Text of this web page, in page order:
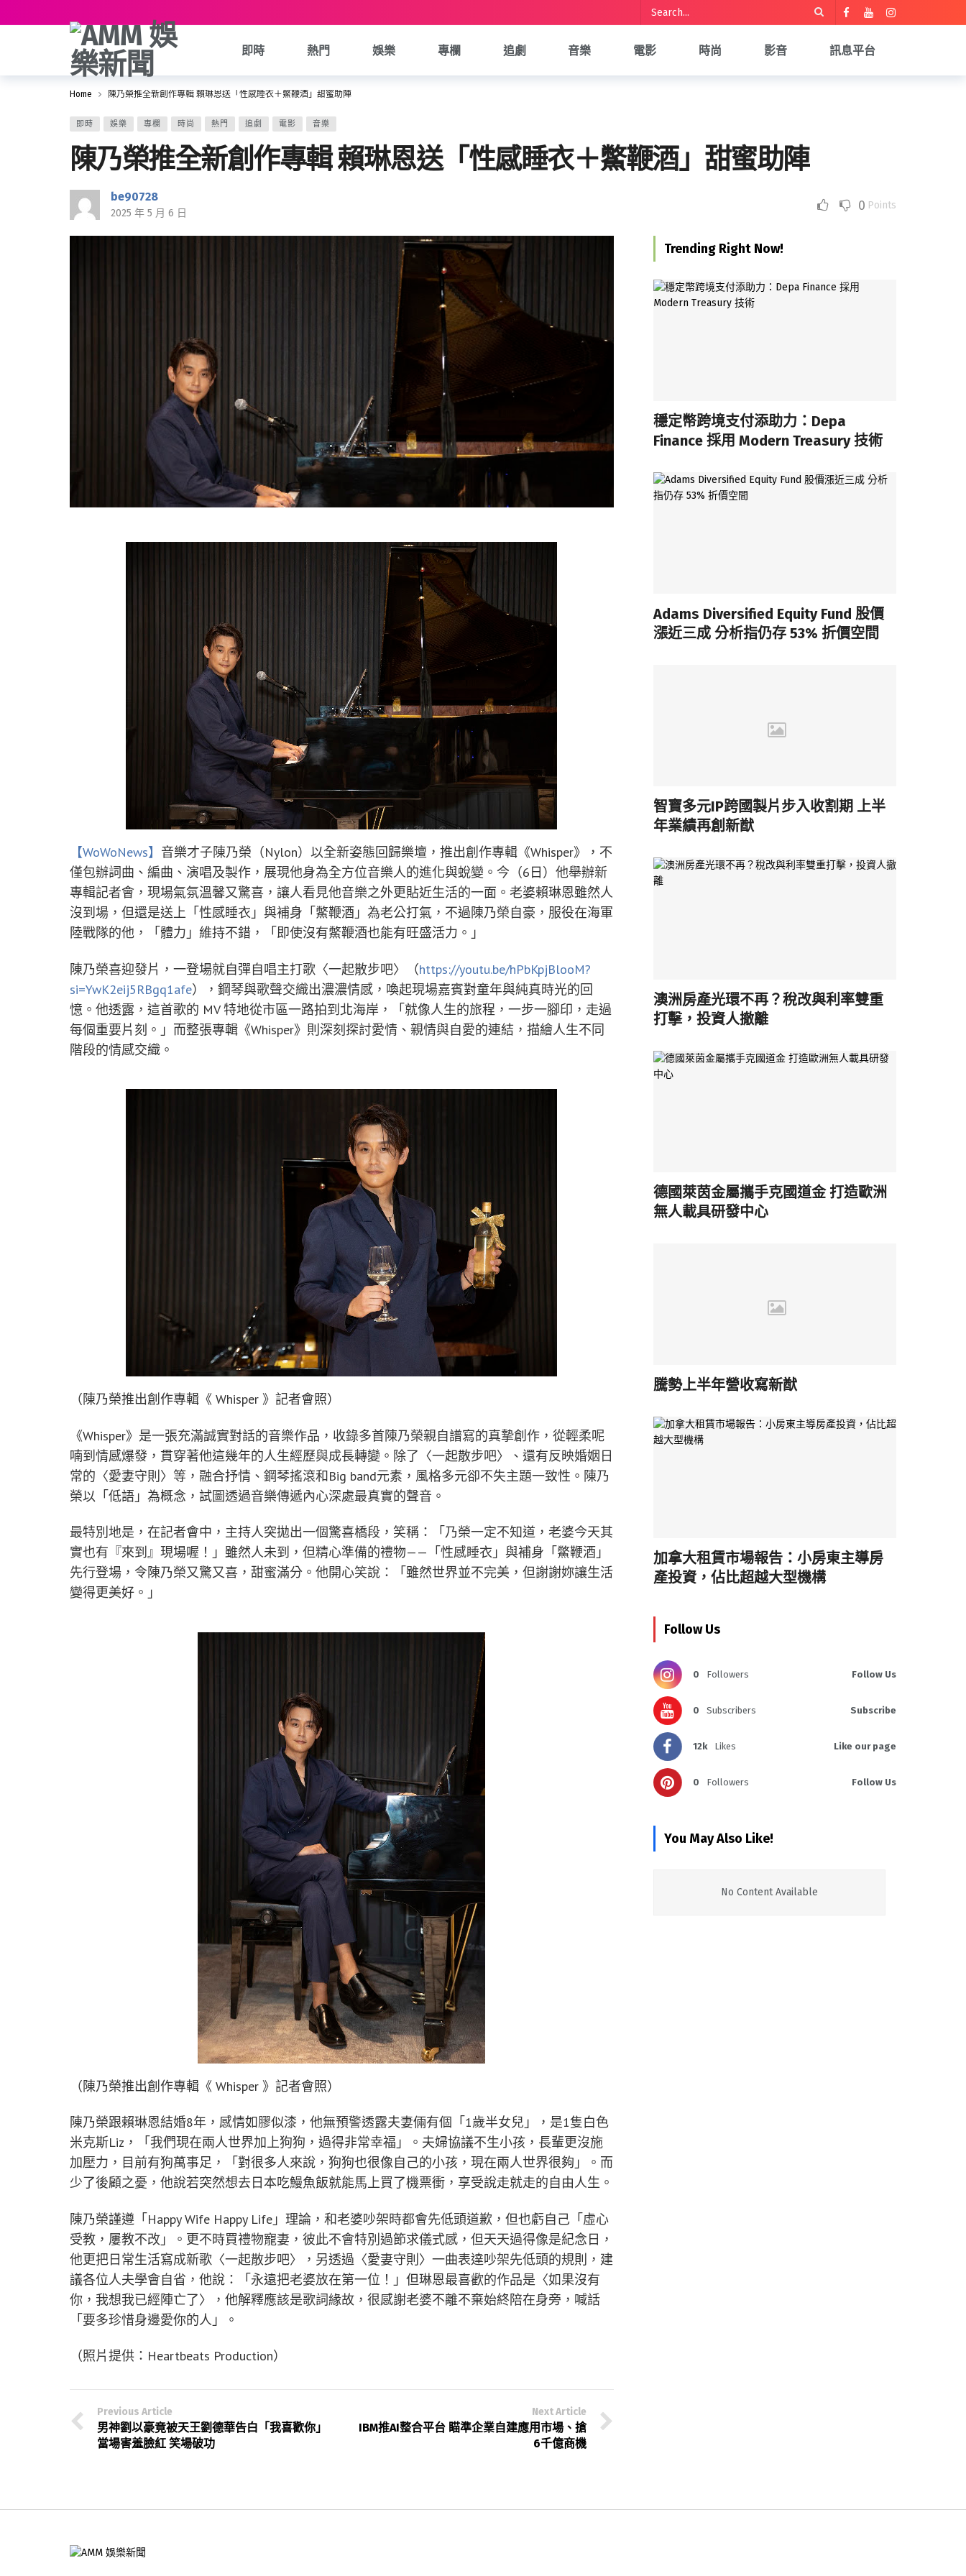
即時 熱門 娛樂 專欄 追劇 音樂 電影 時尚 影音 訊息平台
Home 陳乃榮推全新創作專輯 賴琳恩送「性感睡衣＋鱉鞭酒」甜蜜助陣
即時 娛樂 專欄 時尚 熱門 追劇 電影 音樂
陳乃榮推全新創作專輯 賴琳恩送「性感睡衣＋鱉鞭酒」甜蜜助陣
be90728
2025 年 5 月 6 日 0 Points
【WoWoNews】 音樂才子陳乃榮（Nylon）以全新姿態回歸樂壇，推出創作專輯《Whisper》，不
僅包辦詞曲、編曲、演唱及製作，展現他身為全方位音樂人的進化與蛻變。今（6日）他舉辦新
專輯記者會，現場氣氛溫馨又驚喜，讓人看見他音樂之外更貼近生活的一面。老婆賴琳恩雖然人
沒到場，但還是送上「性感睡衣」與補身「鱉鞭酒」為老公打氣，不過陳乃榮自豪，服役在海軍
陸戰隊的他，「體力」維持不錯，「即使沒有鱉鞭酒也能有旺盛活力。」
陳乃榮喜迎發片，一登場就自彈自唱主打歌〈一起散步吧〉（https://youtu.be/hPbKpjBlooM?
si=YwK2eij5RBgq1afe），鋼琴與歌聲交織出濃濃情感，喚起現場嘉賓對童年與純真時光的回
憶。他透露，這首歌的 MV 特地從市區一路拍到北海岸，「就像人生的旅程，一步一腳印，走過
每個重要片刻。」而整張專輯《Whisper》則深刻探討愛情、親情與自愛的連結，描繪人生不同
階段的情感交織。
（陳乃榮推出創作專輯《 Whisper 》記者會照）
《Whisper》是一張充滿誠實對話的音樂作品，收錄多首陳乃榮親自譜寫的真摯創作，從輕柔呢
喃到情感爆發，貫穿著他這幾年的人生經歷與成長轉變。除了〈一起散步吧〉、還有反映婚姻日
常的〈愛妻守則〉等，融合抒情、鋼琴搖滾和Big band元素，風格多元卻不失主題一致性。陳乃
榮以「低語」為概念，試圖透過音樂傳遞內心深處最真實的聲音。
最特別地是，在記者會中，主持人突拋出一個驚喜橋段，笑稱：「乃榮一定不知道，老婆今天其
實也有『來到』現場喔！」雖然人未到，但精心準備的禮物——「性感睡衣」與補身「鱉鞭酒」
先行登場，令陳乃榮又驚又喜，甜蜜滿分。他開心笑說：「雖然世界並不完美，但謝謝妳讓生活
變得更美好。」
（陳乃榮推出創作專輯《 Whisper 》記者會照）
陳乃榮跟賴琳恩結婚8年，感情如膠似漆，他無預警透露夫妻倆有個「1歲半女兒」，是1隻白色
米克斯Liz，「我們現在兩人世界加上狗狗，過得非常幸福」。夫婦協議不生小孩，長輩更沒施
加壓力，目前有狗萬事足，「對很多人來說，狗狗也很像自己的小孩，現在兩人世界很夠」。而
少了後顧之憂，他說若突然想去日本吃鰻魚飯就能馬上買了機票衝，享受說走就走的自由人生。
陳乃榮謹遵「Happy Wife Happy Life」理論，和老婆吵架時都會先低頭道歉，但也虧自己「虛心
受教，屢教不改」。更不時買禮物寵妻，彼此不會特別過節求儀式感，但天天過得像是紀念日，
他更把日常生活寫成新歌〈一起散步吧〉，另透過〈愛妻守則〉一曲表達吵架先低頭的規則，建
議各位人夫學會自省，他說：「永遠把老婆放在第一位！」但琳恩最喜歡的作品是〈如果沒有
你，我想我已經陣亡了〉，他解釋應該是歌詞緣故，很感謝老婆不離不棄始終陪在身旁，喊話
「要多珍惜身邊愛你的人」。
（照片提供：Heartbeats Production）
Previous Article
男神劉以豪竟被天王劉德華告白「我喜歡你」
當場害羞臉紅 笑場破功
Next Article
IBM推AI整合平台 瞄準企業自建應用市場、搶
6千億商機
Trending Right Now!
穩定幣跨境支付添助力：Depa
Finance 採用 Modern Treasury 技術
Adams Diversified Equity Fund 股價
漲近三成 分析指仍存 53% 折價空間
智寶多元IP跨國製片步入收割期 上半
年業績再創新猷
澳洲房產光環不再？稅改與利率雙重
打擊，投資人撤離
德國萊茵金屬攜手克國道金 打造歐洲
無人載具研發中心
騰勢上半年營收寫新猷
加拿大租賃市場報告：小房東主導房
產投資，佔比超越大型機構
Follow Us
0 Followers Follow Us
0 Subscribers Subscribe
12k Likes Like our page
0 Followers Follow Us
You May Also Like!
No Content Available